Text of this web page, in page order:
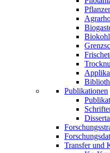
Publikationen
Transfer und